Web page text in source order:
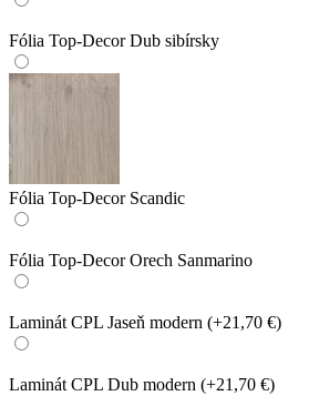
Fólia Top-Decor Dub sibírsky
Fólia Top-Decor Scandic
Fólia Top-Decor Orech Sanmarino
Laminát CPL Jaseň modern (+21,70 €)
Laminát CPL Dub modern (+21,70 €)